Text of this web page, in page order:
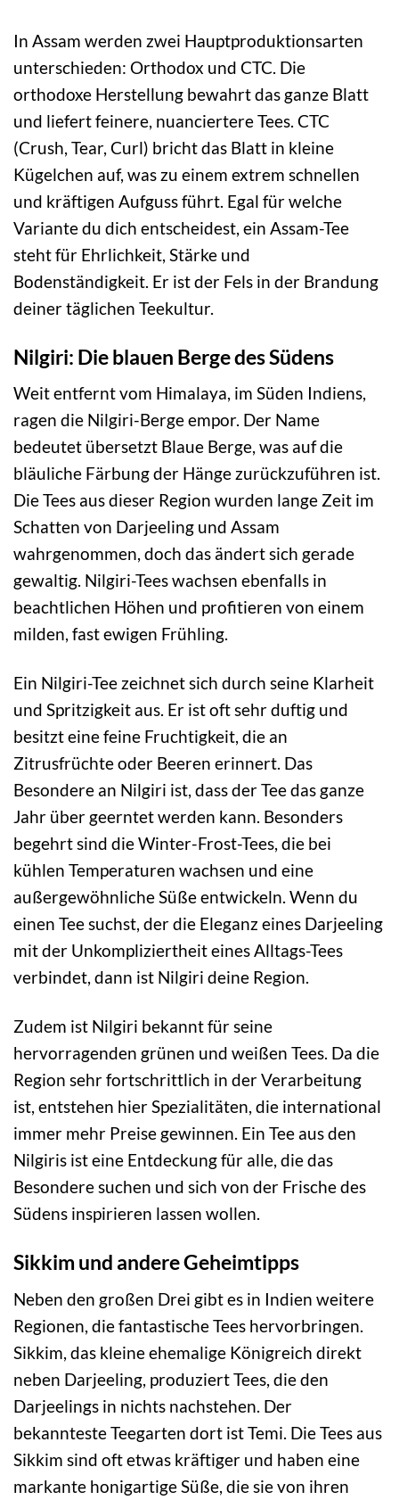
In Assam werden zwei Hauptproduktionsarten
unterschieden: Orthodox und CTC. Die
orthodoxe Herstellung bewahrt das ganze Blatt
und liefert feinere, nuanciertere Tees. CTC
(Crush, Tear, Curl) bricht das Blatt in kleine
Kügelchen auf, was zu einem extrem schnellen
und kräftigen Aufguss führt. Egal für welche
Variante du dich entscheidest, ein Assam-Tee
steht für Ehrlichkeit, Stärke und
Bodenständigkeit. Er ist der Fels in der Brandung
deiner täglichen Teekultur.
Nilgiri: Die blauen Berge des Südens
Weit entfernt vom Himalaya, im Süden Indiens,
ragen die Nilgiri-Berge empor. Der Name
bedeutet übersetzt Blaue Berge, was auf die
bläuliche Färbung der Hänge zurückzuführen ist.
Die Tees aus dieser Region wurden lange Zeit im
Schatten von Darjeeling und Assam
wahrgenommen, doch das ändert sich gerade
gewaltig. Nilgiri-Tees wachsen ebenfalls in
beachtlichen Höhen und profitieren von einem
milden, fast ewigen Frühling.
Ein Nilgiri-Tee zeichnet sich durch seine Klarheit
und Spritzigkeit aus. Er ist oft sehr duftig und
besitzt eine feine Fruchtigkeit, die an
Zitrusfrüchte oder Beeren erinnert. Das
Besondere an Nilgiri ist, dass der Tee das ganze
Jahr über geerntet werden kann. Besonders
begehrt sind die Winter-Frost-Tees, die bei
kühlen Temperaturen wachsen und eine
außergewöhnliche Süße entwickeln. Wenn du
einen Tee suchst, der die Eleganz eines Darjeeling
mit der Unkompliziertheit eines Alltags-Tees
verbindet, dann ist Nilgiri deine Region.
Zudem ist Nilgiri bekannt für seine
hervorragenden grünen und weißen Tees. Da die
Region sehr fortschrittlich in der Verarbeitung
ist, entstehen hier Spezialitäten, die international
immer mehr Preise gewinnen. Ein Tee aus den
Nilgiris ist eine Entdeckung für alle, die das
Besondere suchen und sich von der Frische des
Südens inspirieren lassen wollen.
Sikkim und andere Geheimtipps
Neben den großen Drei gibt es in Indien weitere
Regionen, die fantastische Tees hervorbringen.
Sikkim, das kleine ehemalige Königreich direkt
neben Darjeeling, produziert Tees, die den
Darjeelings in nichts nachstehen. Der
bekannteste Teegarten dort ist Temi. Die Tees aus
Sikkim sind oft etwas kräftiger und haben eine
markante honigartige Süße, die sie von ihren